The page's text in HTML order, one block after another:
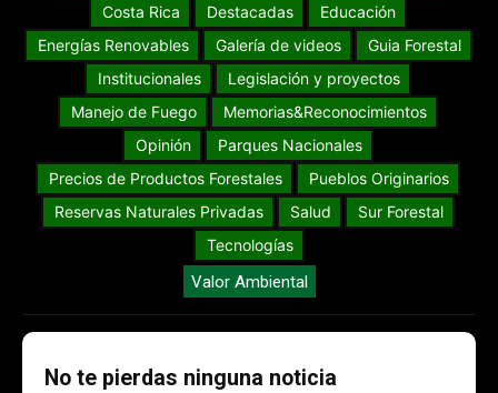
Costa Rica
Destacadas
Educación
Energías Renovables
Galería de videos
Guia Forestal
Institucionales
Legislación y proyectos
Manejo de Fuego
Memorias&Reconocimientos
Opinión
Parques Nacionales
Precios de Productos Forestales
Pueblos Originarios
Reservas Naturales Privadas
Salud
Sur Forestal
Tecnologías
Valor Ambiental
No te pierdas ninguna noticia